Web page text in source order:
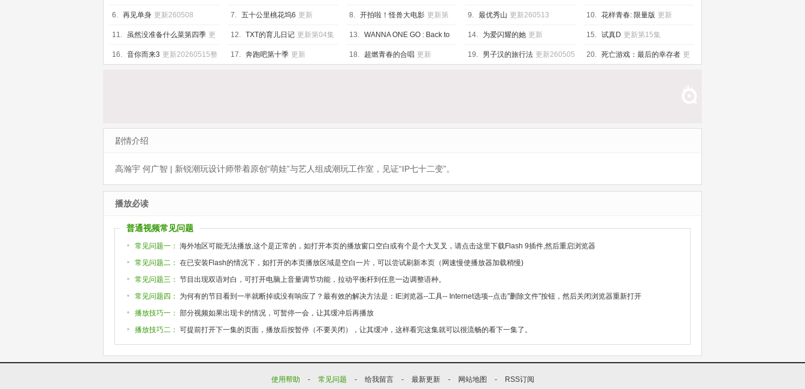
集
6. 再见单身 更新260508 7. 五十公里桃花坞6 更新
20260518上
8. 开拍啦！怪兽大电影 更新第
04集
9. 最优秀山 更新260513 10. 花样青春: 限量版 更新
260518
11. 虽然没准备什么菜第四季 更
新260515
12. TXT的育儿日记 更新第04集 13. WANNA ONE GO : Back to
Base 更新260428
14. 为爱闪耀的她 更新
20260518下
15. 试真D 更新第15集
16. 音你而来3 更新20260515整 17. 奔跑吧第十季 更新 18. 超燃青春的合唱 更新 19. 男子汉的旅行法 更新260505 20. 死亡游戏：最后的幸存者 更
剧情介绍
高瀚宇 何广智 | 新锐潮玩设计师带着原创“萌娃”与艺人组成潮玩工作室，见证“IP七十二变”。
播放必读
普通视频常见问题
常见问题一： 海外地区可能无法播放,这个是正常的，如打开本页的播放窗口空白或有个是个大叉叉，请点击这里下载Flash 9插件,然后重启浏览器
常见问题二： 在已安装Flash的情况下，如打开的本页播放区域是空白一片，可以尝试刷新本页（网速慢使播放器加载稍慢)
常见问题三： 节目出现双语对白，可打开电脑上音量调节功能，拉动平衡杆到任意一边调整语种。
常见问题四：
为何有的节目看到一半就断掉或没有响应了？最有效的解决方法是：IE浏览器--工具-- Internet选项--点击"删除文件"按钮，然后关闭浏览器重新打开
播放技巧一： 部分视频如果出现卡的情况，可暂停一会，让其缓冲后再播放
播放技巧二： 可提前打开下一集的页面，播放后按暂停（不要关闭），让其缓冲，这样看完这集就可以很流畅的看下一集了。
使用帮助 - 常见问题 - 给我留言 - 最新更新 - 网站地图 - RSS订阅